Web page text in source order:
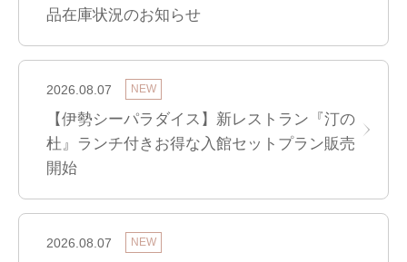
品在庫状況のお知らせ
2026.08.07 NEW
【伊勢シーパラダイス】新レストラン『汀の
杜』ランチ付きお得な入館セットプラン販売
開始
2026.08.07 NEW